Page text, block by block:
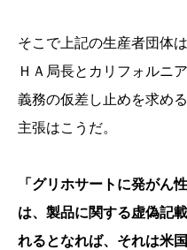
そこで上記の生産者団体
ＨＡ局長とカリフォルニ
義務の仮差し止めを求め
主張はこうだ。
「グリホサートに発がん
は、製品に関する虚偽記
れるとなれば、それは米